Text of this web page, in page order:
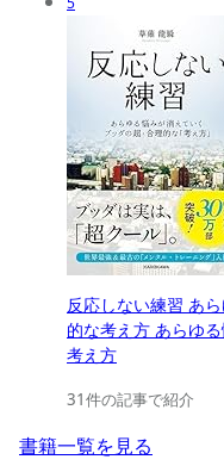
反応しない練習 あ
的な考え方 あらゆ
考え方
31件の記事で紹介
書籍一覧を見る